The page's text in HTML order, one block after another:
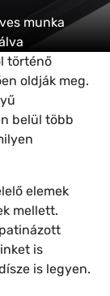
munka
történő
oldják meg.
belül több
elemek
mellett.
is
is legyen.